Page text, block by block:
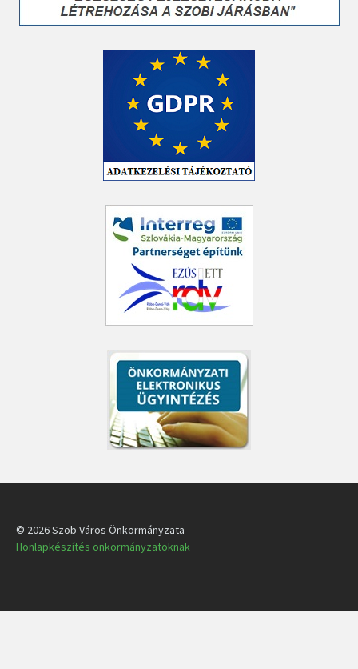
© 2026 Szob Város Önkormányzata
Honlapkészítés önkormányzatoknak